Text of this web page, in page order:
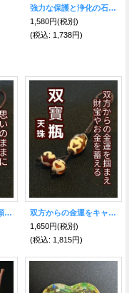
強力な保護と浄化の石☆ラベンダーアメジスト ピアス
1,580円(税別)
(税込: 1,738円)
思いのままに全ての願いを叶える！ 如意 三つの天珠めのうストラップ
双方からの金運をキャッチ！ 財宝やお金を蓄える 双寶瓶 三つの天珠めのうストラップ
1,650円(税別)
(税込: 1,815円)